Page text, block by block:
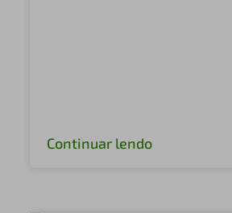
Sicredi Altos da Serra
Continuar lendo